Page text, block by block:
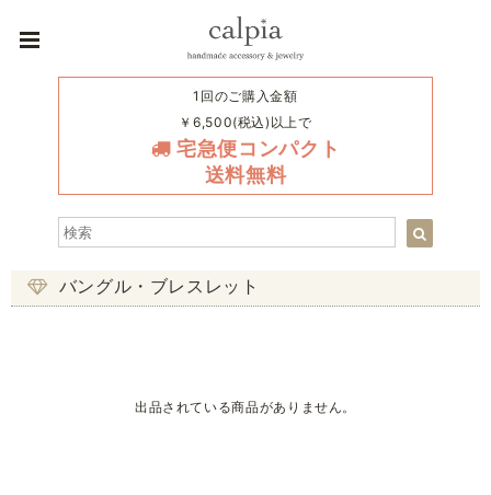
1回のご購入金額
￥6,500(税込)以上で
宅急便コンパクト
送料無料
バングル・ブレスレット
出品されている商品がありません。